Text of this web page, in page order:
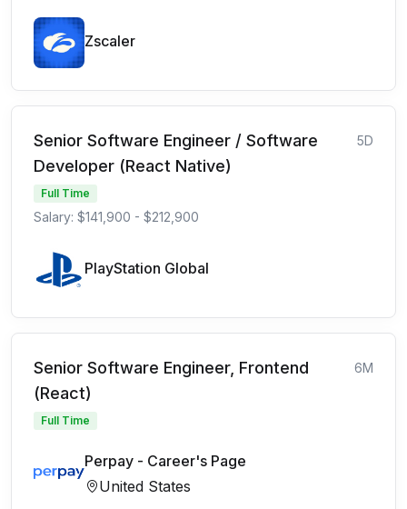
Zscaler
Senior Software Engineer / Software
Developer (React Native)
5D
Full Time
Salary: $141,900 - $212,900
PlayStation Global
Senior Software Engineer, Frontend
(React)
6M
Full Time
Perpay - Career's Page
United States